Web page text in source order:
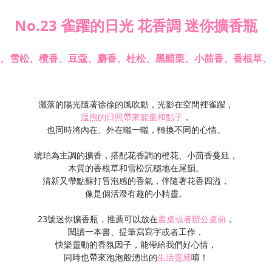
No.23 雀躍的日光 花香調 迷你擴香瓶
雪松、欖香、豆蔻、麝香、杜松、黑醋栗、小茴香、香根草
灑落的陽光隨著徐徐的風吹動，光影在空間裡雀躍，
溫煦的日照帶來能量和點子 ，
也同時將內在、外在曬一曬，轉換不同的心情。
琥珀為主調的擴香，搭配花香調的橙花、小茴香蔓延，
木質的香根草和雪松沉穩地在尾韻。
清新又帶點蘇打冒泡感的香氣，伴隨著花香四溢，
像是個活潑有趣的小精靈。
23號迷你擴香瓶，推薦可以放在書桌或者辦公桌前 ，
閱讀一本書、提筆寫寫字或者工作，
快樂靈動的香氛因子，能帶給我們好心情，
同時也帶來泡泡般湧出的生活靈感唷！